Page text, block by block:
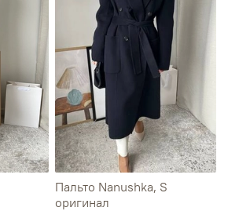
Пальто Nanushka, S
оригинал